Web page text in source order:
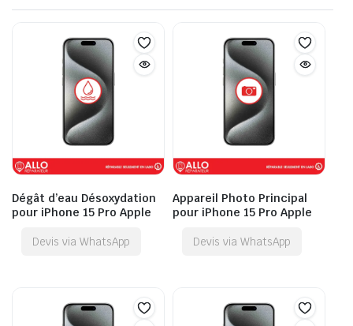
Dégât d’eau Désoxydation
pour iPhone 15 Pro Apple
Devis via WhatsApp
Appareil Photo Principal
pour iPhone 15 Pro Apple
Devis via WhatsApp